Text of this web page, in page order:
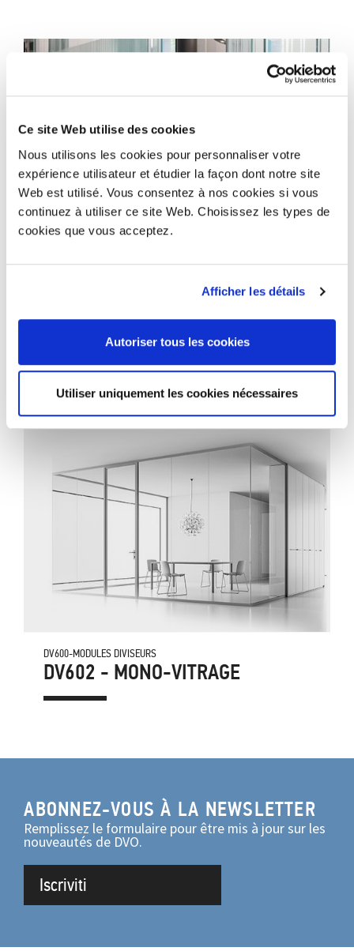
Ce site Web utilise des cookies
Nous utilisons les cookies pour personnaliser votre
expérience utilisateur et étudier la façon dont notre site
Web est utilisé. Vous consentez à nos cookies si vous
continuez à utiliser ce site Web. Choisissez les types de
cookies que vous acceptez.
Afficher les détails
Autoriser tous les cookies
Utiliser uniquement les cookies nécessaires
PROJETS CONNEXES
DV600-MODULES DIVISEURS
DV602 - MONO-VITRAGE
ABONNEZ-VOUS À LA NEWSLETTER
Remplissez le formulaire pour être mis à jour sur les
nouveautés de DVO.
Iscriviti